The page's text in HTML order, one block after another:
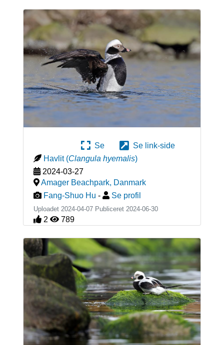
Se
Se link-side
Havlit (Clangula hyemalis)
2024-03-27
Amager Beachpark, Danmark
Fang-Shuo Hu - Se profil
Uploadet 2024-04-07 Publiceret 2024-06-30
2 789